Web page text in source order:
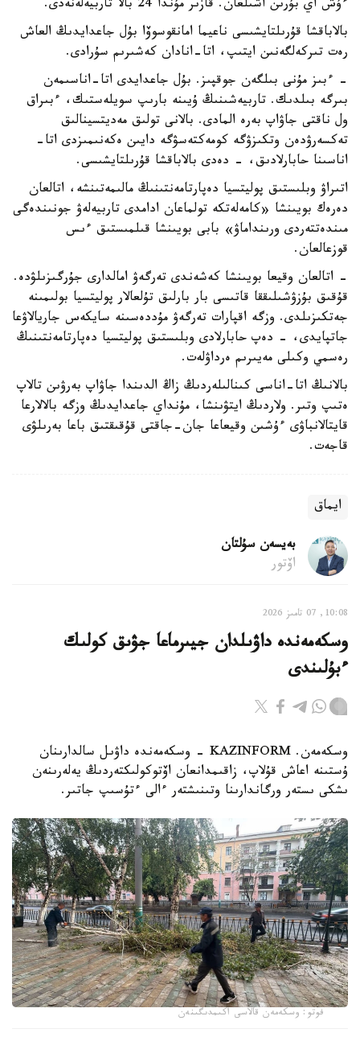
ءۇش اي بۇرىن اشىلعان. قازىر مۇندا 24 بالا تاربيەلەنەدى.
بالاباقشا قۇرىلتايشىسى ناعيما امانقوسوۆا بۇل جاعدايدىڭ العاش
رەت تىركەلگەنىن ايتىپ، اتا-انادان كەشىرىم سۇرادى.
- ءبىز مۇنى بىلگەن جوقپىز. بۇل جاعدايدى اتا-اناسىمەن
بىرگە بىلدىك. تاربيەشىنىڭ ۇيىنە بارىپ سويلەستىك، ءبىراق
ول ناقتى جاۋاپ بەرە المادى. بالانى تولىق مەديتسينالىق
تەكسەرۋدەن وتكىزۋگە كومەكتەسۋگە دايىن ەكەنىمىزدى اتا-
اناسىنا حابارلادىق، - دەدى بالاباقشا قۇرىلتايشىسى.
اتىراۋ وبلىستىق پوليتسيا دەپارتامەنتىنىڭ مالىمەتىنشە، اتالعان
دەرەك بويىنشا «كامەلەتكە تولماعان ادامدى تاربيەلەۋ جونىندەگى
مىندەتتەردى ورىنداماۋ» بابى بويىنشا قىلمىستىق ءىس
قوزعالعان.
- اتالعان وقيعا بويىنشا كەشەندى تەرگەۋ امالدارى جۇرگىزىلۋدە.
قۇقىق بۇزۋشىلىققا قاتىسى بار بارلىق تۇلعالار پوليتسيا بولىمىنە
جەتكىزىلدى. وزگە اقپارات تەرگەۋ مۇددەسىنە سايكەس جاريالاۋعا
جاتپايدى، - دەپ حابارلادى وبلىستىق پوليتسيا دەپارتامەنتىنىڭ
رەسمي وكىلى مەيىرىم ەرداۋلەت.
بالانىڭ اتا-اناسى كىنالىلەردىڭ زاڭ الدىندا جاۋاپ بەرۋىن تالاپ
ەتىپ وتىر. ولاردىڭ ايتۋىنشا، مۇنداي جاعدايدىڭ وزگە بالالارعا
قايتالانباۋى ءۇشىن وقيعاعا جان-جاقتى قۇقىقتىق باعا بەرىلۋى
قاجەت.
ايماق
بەيسەن سۇلتان
اۆتور
10:08, 07 تامىز 2026
وسكەمەندە داۋىلدان جيىرماعا جۋىق كولىك
ءبۇلىندى
وسكەمەن. KAZINFORM - وسكەمەندە داۋىل سالدارىنان
ۇستىنە اعاش قۇلاپ، زاقىمدانعان اۆتوكولىكتەردىڭ يەلەرىنەن
ىشكى ىستەر ورگاندارىنا وتىنىشتەر ءالى ءتۇسىپ جاتىر.
فوتو: وسكەمەن قالاسى اكىمدىگىنەن